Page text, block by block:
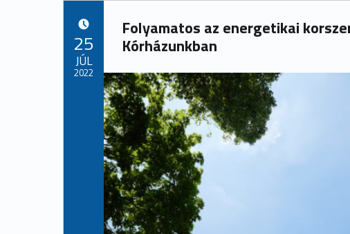
Folyamatos az energetikai
Kórházunkban
25
JÚL
2022